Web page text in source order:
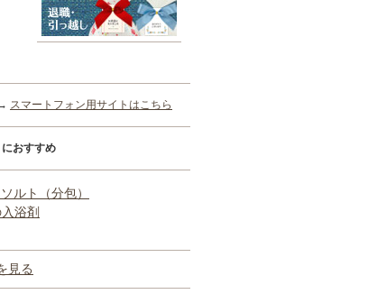
スマートフォン用サイトはこちら
おすすめ
ルト（分包）
浴剤
見る